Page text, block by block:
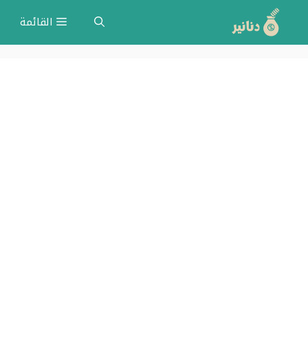
انتقل
إلى
القائمة